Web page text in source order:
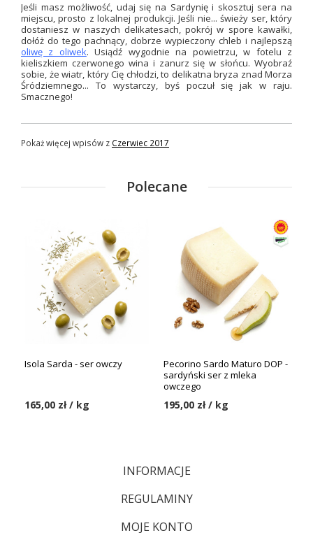
Jeśli masz możliwość, udaj się na Sardynię i skosztuj sera na
miejscu, prosto z lokalnej produkcji. Jeśli nie... świeży ser, który
dostaniesz w naszych delikatesach, pokrój w spore kawałki,
dołóż do tego pachnący, dobrze wypieczony chleb i najlepszą
oliwę z oliwek. Usiądź wygodnie na powietrzu, w fotelu z
kieliszkiem czerwonego wina i zanurz się w słońcu. Wyobraź
sobie, że wiatr, który Cię chłodzi, to delikatna bryza znad Morza
Śródziemnego... To wystarczy, byś poczuł się jak w raju.
Smacznego!
Pokaż więcej wpisów z Czerwiec 2017
Polecane
Isola Sarda - ser owczy
165,00 zł / kg
Pecorino Sardo Maturo DOP -
sardyński ser z mleka
owczego
195,00 zł / kg
INFORMACJE
REGULAMINY
MOJE KONTO